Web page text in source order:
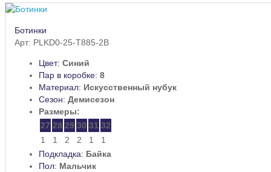
Ботинки
Арт: PLKD0-25-T885-2B
Цвет: Синий
Пар в коробке: 8
Материал: Искусственный нубук
Сезон: Демисезон
Размеры:
27 28 29 30 31 32
1
1 2 2 1
1
Подкладка: Байка
Пол: Мальчик